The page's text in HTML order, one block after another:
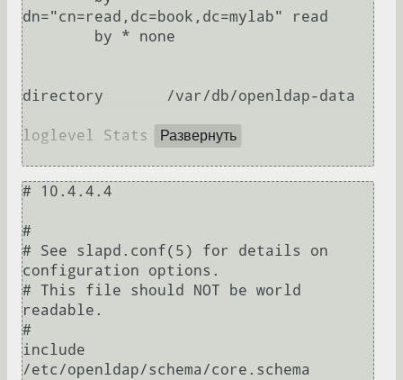
dn="cn=read,dc=book,dc=mylab" read
directory       /var/db/openldap-data
loglevel Stats Conns
Развернуть
# 10.4.4.4
#
# See slapd.conf(5) for details on
configuration options.
# This file should NOT be world
readable.
#
include
/etc/openldap/schema/core.schema